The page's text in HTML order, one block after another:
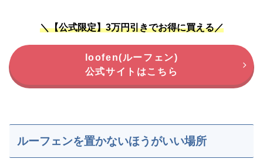
＼【公式限定】3万円引きでお得に買える／
loofen(ルーフェン)
公式サイトはこちら
ルーフェンを置かないほうがいい場所